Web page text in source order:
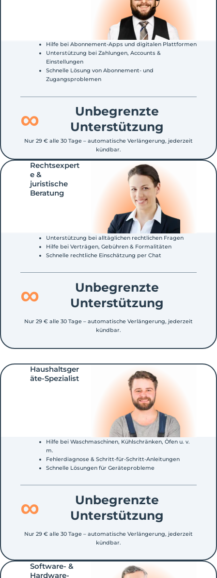
Hilfe bei Abonnement-Apps und digitalen Plattformen
Unterstützung bei Zahlungen, Accounts &
Einstellungen
Schnelle Lösung von Abonnement- und
Zugangsproblemen
∞
Unbegrenzte
Unterstützung
Nur 29 € alle 30 Tage – automatische Verlängerung, jederzeit
kündbar.
Rechtsexpert
e &
juristische
Beratung
Unterstützung bei alltäglichen rechtlichen Fragen
Hilfe bei Verträgen, Gebühren & Formalitäten
Schnelle rechtliche Einschätzung per Chat
∞
Unbegrenzte
Unterstützung
Nur 29 € alle 30 Tage – automatische Verlängerung, jederzeit
kündbar.
Haushaltsger
äte-Spezialist
Hilfe bei Waschmaschinen, Kühlschränken, Öfen u. v.
m.
Fehlerdiagnose & Schritt-für-Schritt-Anleitungen
Schnelle Lösungen für Geräteprobleme
∞
Unbegrenzte
Unterstützung
Nur 29 € alle 30 Tage – automatische Verlängerung, jederzeit
kündbar.
Software- &
Hardware-